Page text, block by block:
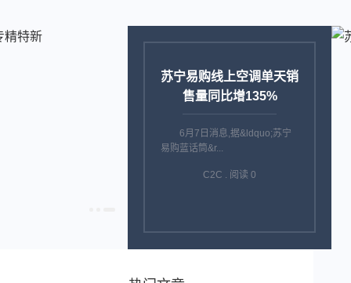
苏宁易购线上空调单天销